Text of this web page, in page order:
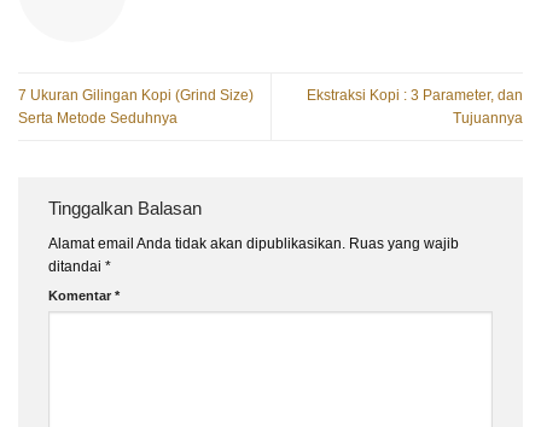
7 Ukuran Gilingan Kopi (Grind Size)
Serta Metode Seduhnya
Ekstraksi Kopi : 3 Parameter, dan
Tujuannya
Tinggalkan Balasan
Alamat email Anda tidak akan dipublikasikan. Ruas yang wajib
ditandai *
Komentar *